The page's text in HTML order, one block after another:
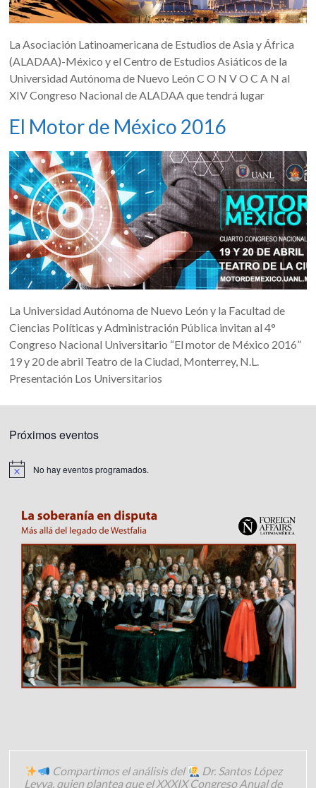
La Asociación Latinoamericana de Estudios de Asia y África
(ALADAA)-México y el Centro de Estudios Asiáticos de la
Universidad Autónoma de Nuevo León C O N V O C A N al
XIV Congreso Nacional de ALADAA que tendrá lugar
El Motor de México 2016
La Universidad Autónoma de Nuevo León y la Facultad de
Ciencias Políticas y Administración Pública invitan al 4°
Congreso Nacional Universitario “El motor de México 2016”
19 y 20 de abril Teatro de la Ciudad, Monterrey, N.L.
Presentación Los Universitarios
Próximos eventos
No hay eventos programados.
Compartimos el análisis del
Dr. Santos López
Leyva, quien plantea que el XXXIX Congreso Anual de